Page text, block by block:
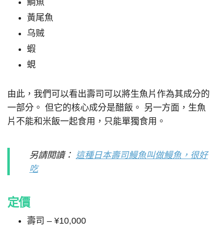
鯛魚
黃尾魚
乌贼
蝦
蜆
由此，我們可以看出壽司可以將生魚片作為其成分的
一部分。 但它的核心成分是醋飯。 另一方面，生魚
片不能和米飯一起食用，只能單獨食用。
另請閱讀： 這種日本壽司鰻魚叫做鰻魚，很好
吃
定價
壽司 – ¥10,000